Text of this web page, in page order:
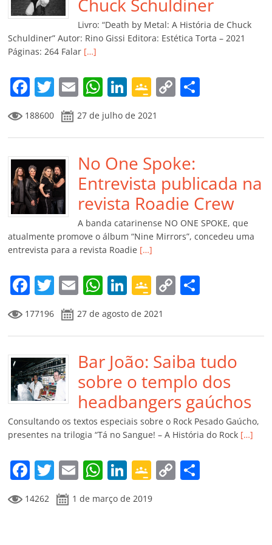
o
k
p a
ss
ro
m
k h
ar
Chuck Schuldiner
Livro: “Death by Metal: A História de Chuck
Schuldiner” Autor: Rino Gissi Editora: Estética Torta – 2021
Páginas: 264 Falar […]
F
a
c
e
b
o
o
k
T
w
itt
er
E
m
ai
l
W
h
at
s
A
p
p
Li
n
k
e
dI
n
G
o
o
gl
e
Cl
a
ss
ro
o
m
C
y
Li
n
k
p
til
h
ar
188600 27 de julho de 2021
No One Spoke:
Entrevista publicada na
revista Roadie Crew
A banda catarinense NO ONE SPOKE, que
atualmente promove o álbum “Nine Mirrors”, concedeu uma
entrevista para a revista Roadie […]
F
a
c
e
b
o
o
k
T
w
itt
er
E
m
ai
l
W
at
s
A
p
p
Li
n
k
e
dI
n
G
o
o
gl
e
Cl
a
ss
ro
o
m
C
y
Li
n
k
p
ar
til
h
ar
177196 27 de agosto de 2021
Bar João: Saiba tudo
sobre o templo dos
headbangers gaúchos
Consultando os textos especiais sobre o Rock Pesado Gaúcho,
presentes na trilogia “Tá no Sangue! – A História do Rock […]
F
a
c
T
w
itt
E
m
ai
W
at
Li
n
k
G
o
o
C
14262 1 de março de 2019